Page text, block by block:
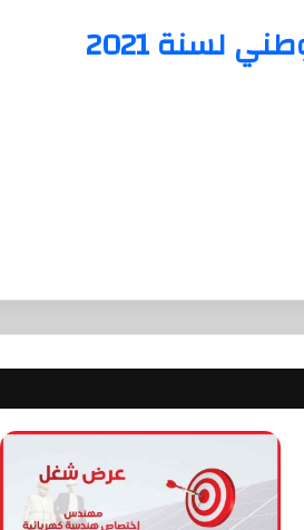
لسنة 2021